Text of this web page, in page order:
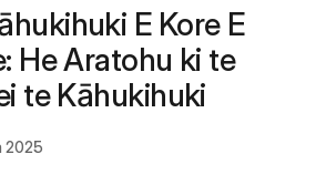
E Kore E
He Aratohu ki te
te Kāhukihuki
2025